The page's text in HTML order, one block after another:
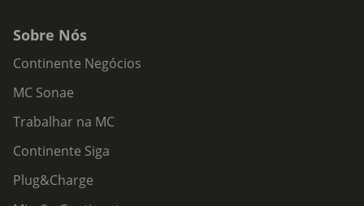
Sobre Nós
Continente Negócios
MC Sonae
Trabalhar na MC
Continente Siga
Plug&Charge